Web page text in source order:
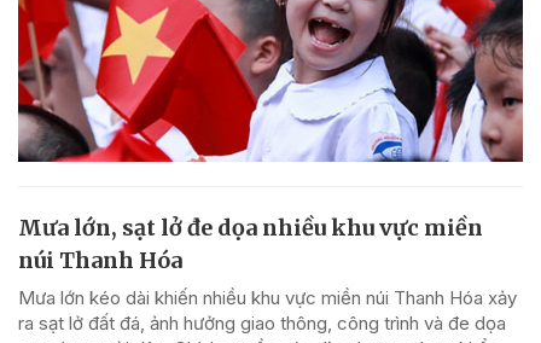
Mưa lớn, sạt lở đe dọa nhiều khu vực miền
núi Thanh Hóa
Mưa lớn kéo dài khiến nhiều khu vực miền núi Thanh Hóa xảy
ra sạt lở đất đá, ảnh hưởng giao thông, công trình và đe dọa